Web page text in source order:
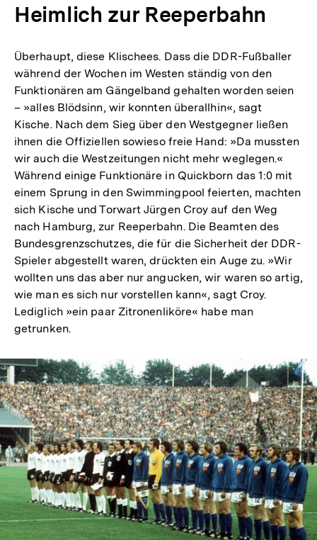
Heimlich zur Reeperbahn
Überhaupt, diese Klischees. Dass die DDR-Fußballer
während der Wochen im Westen ständig von den
Funktionären am Gängelband gehalten worden seien
– »alles Blödsinn, wir konnten überallhin«, sagt
Kische. Nach dem Sieg über den Westgegner ließen
ihnen die Offiziellen sowieso freie Hand: »Da mussten
wir auch die Westzeitungen nicht mehr weglegen.«
Während einige Funktionäre in Quickborn das 1:0 mit
einem Sprung in den Swimmingpool feierten, machten
sich Kische und Torwart Jürgen Croy auf den Weg
nach Hamburg, zur Reeperbahn. Die Beamten des
Bundesgrenzschutzes, die für die Sicherheit der DDR-
Spieler abgestellt waren, drückten ein Auge zu. »Wir
wollten uns das aber nur angucken, wir waren so artig,
wie man es sich nur vorstellen kann«, sagt Croy.
Lediglich »ein paar Zitronenliköre« habe man
getrunken.